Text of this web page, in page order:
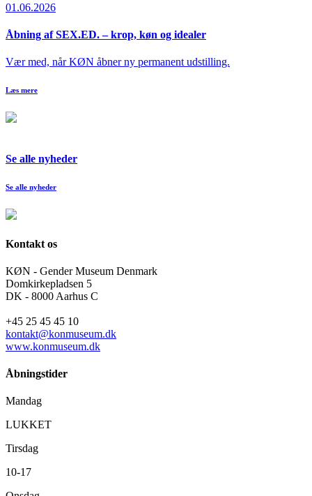
01.06.2026
Åbning af SEX.ED. – krop, køn og idealer
Vær med, når KØN åbner ny permanent udstilling.
Læs mere
Se alle nyheder
Se alle nyheder
Kontakt os
KØN - Gender Museum Denmark
Domkirkepladsen 5
DK - 8000 Aarhus C
+45 25 45 45 10
kontakt@konmuseum.dk
www.konmuseum.dk
Åbningstider
Mandag
LUKKET
Tirsdag
10-17